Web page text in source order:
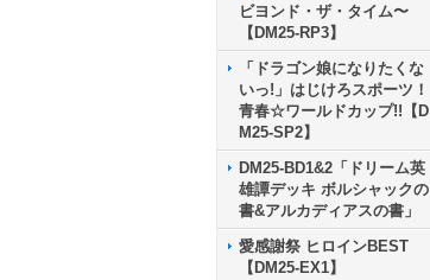
ビヨンド・ザ・タイム〜
【DM25-RP3】
「ドラゴン娘になりたくな
いっ!」はじけろスポーツ！
青春☆ワールドカップ!!【D
M25-SP2】
DM25-BD1&2「ドリーム英
雄譚デッキ ボルシャックの
書&アルカディアスの書」
愛感謝祭 ヒロインBEST
【DM25-EX1】